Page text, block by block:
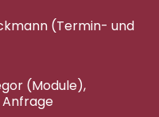
(Termin- und
(Module),